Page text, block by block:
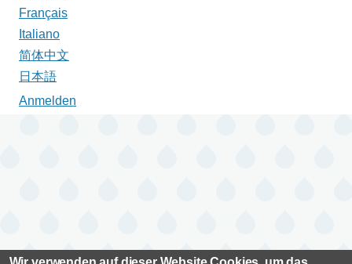
Français
Italiano
简体中文
日本語
Benutzermenü
Anmelden